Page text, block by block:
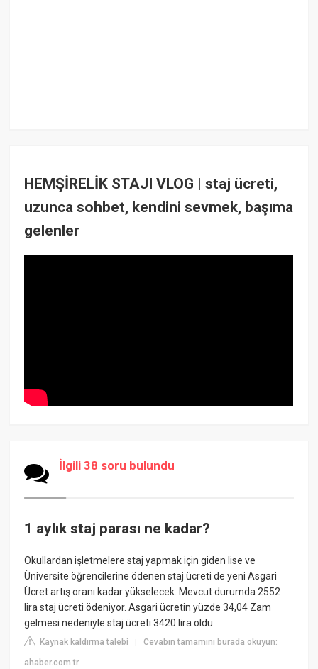
HEMŞİRELİK STAJI VLOG | staj ücreti,
uzunca sohbet, kendini sevmek, başıma
gelenler
İlgili 38 soru bulundu
1 aylık staj parası ne kadar?
Okullardan işletmelere staj yapmak için giden lise ve
Üniversite öğrencilerine ödenen staj ücreti de yeni Asgari
Ücret artış oranı kadar yükselecek. Mevcut durumda 2552
lira staj ücreti ödeniyor. Asgari ücretin yüzde 34,04 Zam
gelmesi nedeniyle staj ücreti 3420 lira oldu.
Kaynak kaldırma talebi |Cevabın tamamını burada okuyun:
ahaber.com.tr